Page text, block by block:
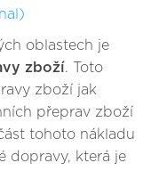
oblastech je
zboží. Toto
zboží jak
přeprav zboží
tohoto nákladu
dopravy, která je